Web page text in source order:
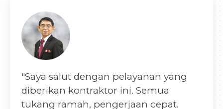
"Saya salut dengan pelayanan yang
diberikan kontraktor ini. Semua
tukang ramah, pengerjaan cepat.